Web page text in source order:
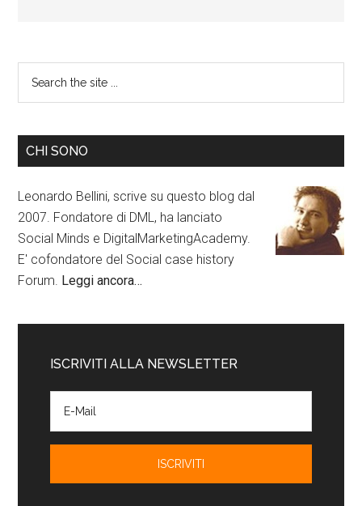
CHI SONO
Leonardo Bellini, scrive su questo blog dal
2007. Fondatore di DML, ha lanciato
Social Minds e DigitalMarketingAcademy.
E' cofondatore del Social case history
Forum. Leggi ancora…
ISCRIVITI ALLA NEWSLETTER